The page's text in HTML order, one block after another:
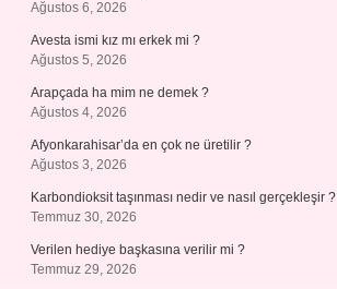
Ağustos 6, 2026
Avesta ismi kız mı erkek mi ?
Ağustos 5, 2026
Arapçada ha mim ne demek ?
Ağustos 4, 2026
Afyonkarahisar’da en çok ne üretilir ?
Ağustos 3, 2026
Karbondioksit taşınması nedir ve nasıl gerçekleşir ?
Temmuz 30, 2026
Verilen hediye başkasına verilir mi ?
Temmuz 29, 2026